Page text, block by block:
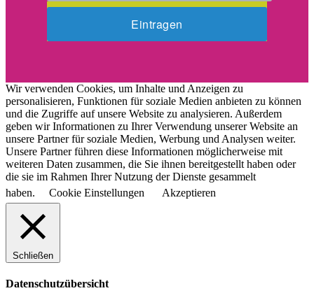
Wir verwenden Cookies, um Inhalte und Anzeigen zu
personalisieren, Funktionen für soziale Medien anbieten zu können
und die Zugriffe auf unsere Website zu analysieren. Außerdem
geben wir Informationen zu Ihrer Verwendung unserer Website an
unsere Partner für soziale Medien, Werbung und Analysen weiter.
Unsere Partner führen diese Informationen möglicherweise mit
weiteren Daten zusammen, die Sie ihnen bereitgestellt haben oder
die sie im Rahmen Ihrer Nutzung der Dienste gesammelt
haben.
Cookie Einstellungen Akzeptieren
Schließen
Datenschutzübersicht